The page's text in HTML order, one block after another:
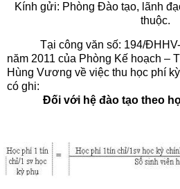
Kính gửi: Phòng Đào tạo, lãnh
thuộc.
Tại công văn số: 194/
năm 2011 của Phòng Kế hoạch –
Hùng Vương về việc thu học phí
có ghi:
Đối với hệ đào tạo theo